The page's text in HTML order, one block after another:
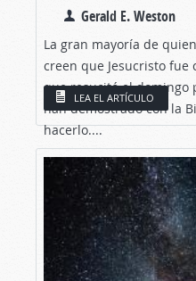
Gerald E. Weston
La gran mayoría de
creen que Jesucristo fue
que resucitó el domingo
han demostrado con la
hacerlo....
LEA EL ARTÍCULO